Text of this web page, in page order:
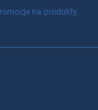
na produkty.